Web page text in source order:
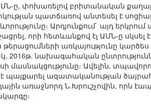
ը, փոխառելով բրիտանական
պատճառով անտեսել է
Արդյունքում` այդ
որի հետևանքով էլ ԱՄՆ-ը
առկայությունը կարծես
2016թ. նախագահական
մասնակցությունը։ Ավելին,
պայքարել ազատականության
առաջնորդ Ն.Խրուշչովին, որն